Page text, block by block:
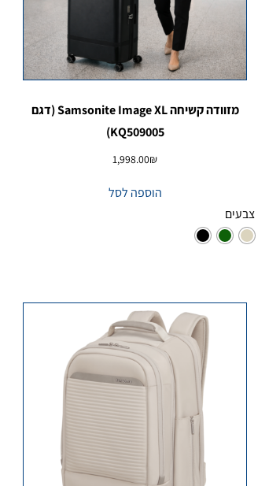
מזוודה קשיחה Samsonite Image XL (דגם
KQ509005)
1,998.00₪
הוספה לסל
צבעים